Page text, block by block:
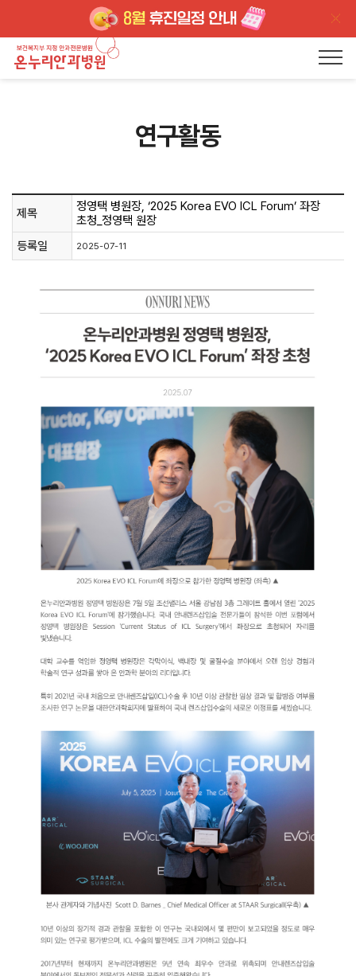
연구활동
제목
정영택 병원장, ‘2025 Korea EVO ICL Forum’ 좌장
초청_정영택 원장
등록일
2025-07-11